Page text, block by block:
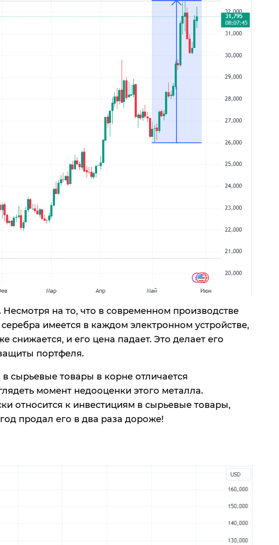
на то, что в современном производстве
имеется в каждом электронном устройстве,
и его цена падает. Это делает его
портфеля.
сырьевые товары в корне отличается
момент недооценки этого металла.
относится к инвестициям в сырьевые товары,
продал его в два раза дороже!